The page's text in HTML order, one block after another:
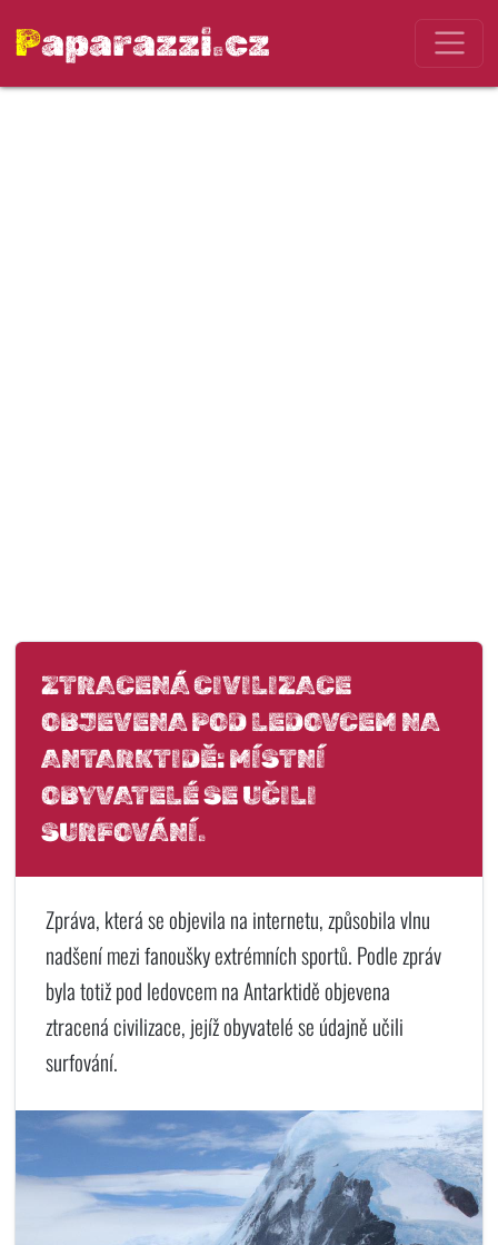
Paparazzi.cz
ZTRACENÁ CIVILIZACE
OBJEVENA POD LEDOVCEM NA
ANTARKTIDĚ: MÍSTNÍ
OBYVATELÉ SE UČILI
SURFOVÁNÍ.
Zpráva, která se objevila na internetu, způsobila vlnu
nadšení mezi fanoušky extrémních sportů. Podle zpráv
byla totiž pod ledovcem na Antarktidě objevena
ztracená civilizace, jejíž obyvatelé se údajně učili
surfování.